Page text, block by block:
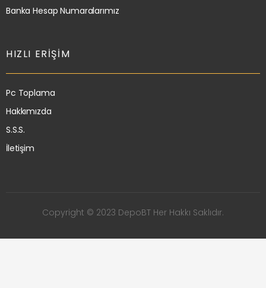
Banka Hesap Numaralarımız
HIZLI ERIŞIM
Pc Toplama
Hakkımızda
S.S.S.
İletişim
Copyright © 2023 DepoBT Her Hakkı Saklıdır.